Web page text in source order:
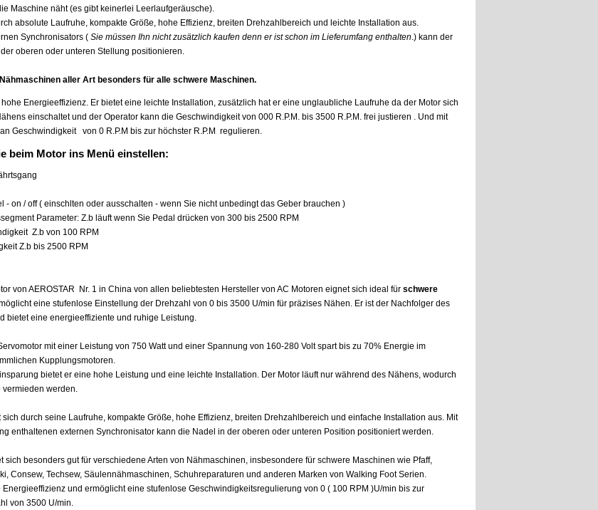
Maschine näht (es gibt keinerlei Leerlaufgeräusche).
absolute Laufruhe, kompakte Größe, hohe Effizienz, breiten Drehzahlbereich und leichte Installation aus.
Synchronisators ( Sie müssen Ihn nicht zusätzlich kaufen denn er ist schon im Lieferumfang enthalten.) kann der
oberen oder unteren Stellung positionieren.
aller Art besonders für alle schwere Maschinen.
Energieeffizienz. Er bietet eine leichte Installation, zusätzlich hat er eine unglaubliche Laufruhe da der Motor sich
einschaltet und der Operator kann die Geschwindigkeit von 000 R.P.M. bis 3500 R.P.M. frei justieren . Und mit
Geschwindigkeit von 0 R.P.M bis zur höchster R.P.M regulieren.
beim Motor ins Menü einstellen:
- on / off ( einschlten oder ausschalten - wenn Sie nicht unbedingt das Geber brauchen )
Parameter: Z.b läuft wenn Sie Pedal drücken von 300 bis 2500 RPM
Z.b von 100 RPM
Z.b bis 2500 RPM
von AEROSTAR Nr. 1 in China von allen beliebtesten Hersteller von AC Motoren eignet sich ideal für schwere
eine stufenlose Einstellung der Drehzahl von 0 bis 3500 U/min für präzises Nähen. Er ist der Nachfolger des
bietet eine energieeffiziente und ruhige Leistung.
mit einer Leistung von 750 Watt und einer Spannung von 160-280 Volt spart bis zu 70% Energie im
Kupplungsmotoren.
bietet er eine hohe Leistung und eine leichte Installation. Der Motor läuft nur während des Nähens, wodurch
vermieden werden.
sich durch seine Laufruhe, kompakte Größe, hohe Effizienz, breiten Drehzahlbereich und einfache Installation aus. Mit
enthaltenen externen Synchronisator kann die Nadel in der oberen oder unteren Position positioniert werden.
sich besonders gut für verschiedene Arten von Nähmaschinen, insbesondere für schwere Maschinen wie Pfaff,
Consew, Techsew, Säulennähmaschinen, Schuhreparaturen und anderen Marken von Walking Foot Serien.
Energieeffizienz und ermöglicht eine stufenlose Geschwindigkeitsregulierung von 0 ( 100 RPM )U/min bis zur
von 3500 U/min.